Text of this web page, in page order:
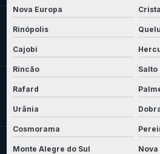
Nova Europa
Rinópolis
Cajobi
Rincão Salto
Rafard
Urânia
Cosmorama
Monte Alegre do Sul Nova